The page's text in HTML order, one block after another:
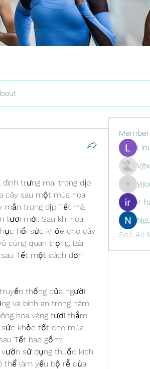
đình trưng mai trong dịp
cây sau một mùa hoa
mắn trong dịp Tết mà
tươi mới. Sau khi hoa
hồi sức khỏe cho cây
cùng quan trọng. Bài
Tết một cách đơn
thống của người
và bình an trong năm
hoa vàng tươi thắm,
khỏe tốt cho mùa
Tết bao gồm:
sử dụng thuốc kích
thể làm yếu bộ rễ của
yijodor161
ir
See All